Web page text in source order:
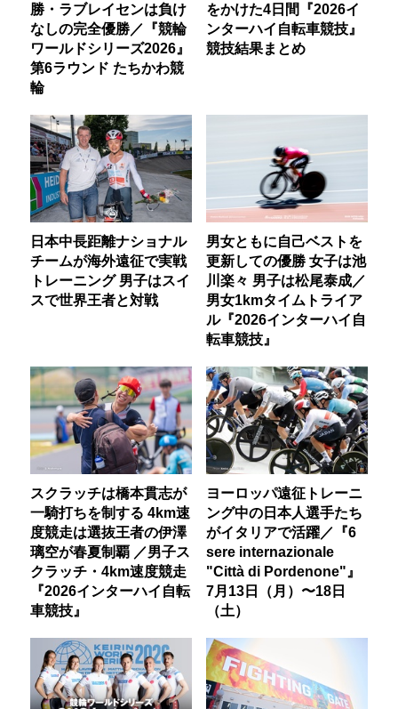
勝・ラブレイセンは負け
なしの完全優勝／『競輪
ワールドシリーズ2026』
第6ラウンド たちかわ競
輪
をかけた4日間『2026イ
ンターハイ自転車競技』
競技結果まとめ
日本中長距離ナショナル
チームが海外遠征で実戦
トレーニング 男子はスイ
スで世界王者と対戦
男女ともに自己ベストを
更新しての優勝 女子は池
川楽々 男子は松尾泰成／
男女1kmタイムトライア
ル『2026インターハイ自
転車競技』
スクラッチは橋本貫志が
一騎打ちを制する 4km速
度競走は選抜王者の伊澤
璃空が春夏制覇 ／男子ス
クラッチ・4km速度競走
『2026インターハイ自転
車競技』
ヨーロッパ遠征トレーニ
ング中の日本人選手たち
がイタリアで活躍／『6
sere internazionale
"Città di Pordenone"』
7月13日（月）〜18日
（土）